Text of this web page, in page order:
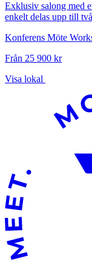
Exklusiv salong med
enkelt delas upp till
Konferens Möte
Från 25 900 kr
Visa lokal